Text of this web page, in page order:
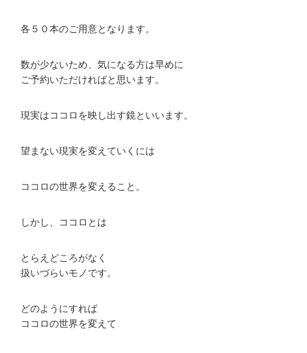
各５０本のご用意となります。
数が少ないため、気になる方は早めに
ご予約いただければと思います。
現実はココロを映し出す鏡といいます。
望まない現実を変えていくには
ココロの世界を変えること。
しかし、ココロとは
とらえどころがなく
扱いづらいモノです。
どのようにすれば
ココロの世界を変えて